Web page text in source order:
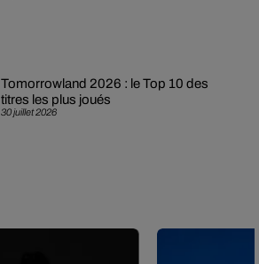
30 juillet 2026
Tomorrowland 2026 : le Top 10 des
titres les plus joués